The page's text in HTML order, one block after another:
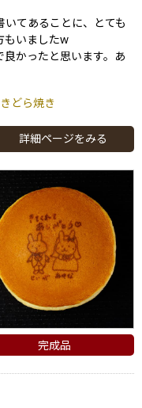
てあることに、とても
もいましたw
かったと思います。あ
どら焼き
詳細ページをみる
完成品